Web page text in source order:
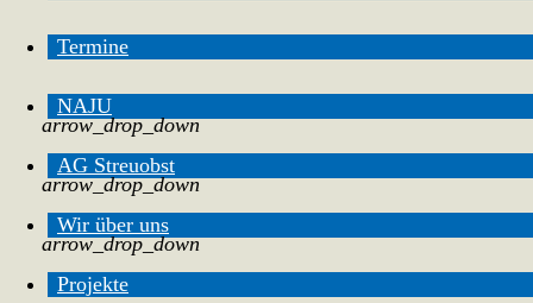
Termine
NAJU
AG Streuobst
arrow_drop_down
Wir über uns
arrow_drop_down
Projekte
arrow_drop_down